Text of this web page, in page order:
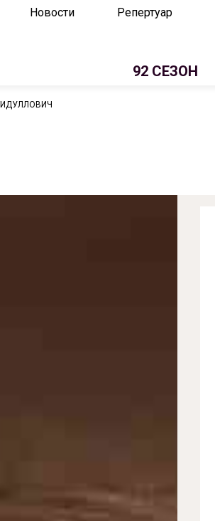
Новости Репертуар
92 СЕЗОН